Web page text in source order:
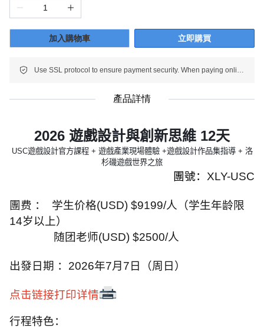
加入購物車 立即購買
Use SSL protocol to ensure payment security. When paying online, your payment information is protected.
產品詳情
2026 遊戲設計與創新思維 12天
USC遊戲設計官方課程+ 遊戲產業現場體驗+遊戲設計作品集指導+ 洛
杉磯遊戲世界之旅
團號： XLY-USC
團费 ： 学生价格(USD) $9199/人 （学生年龄限
14岁以上）
随团老师(USD) $2500/人
出發日期 ： 2026年7月 7 日（周日）
点击链接打印详情
行程特色：